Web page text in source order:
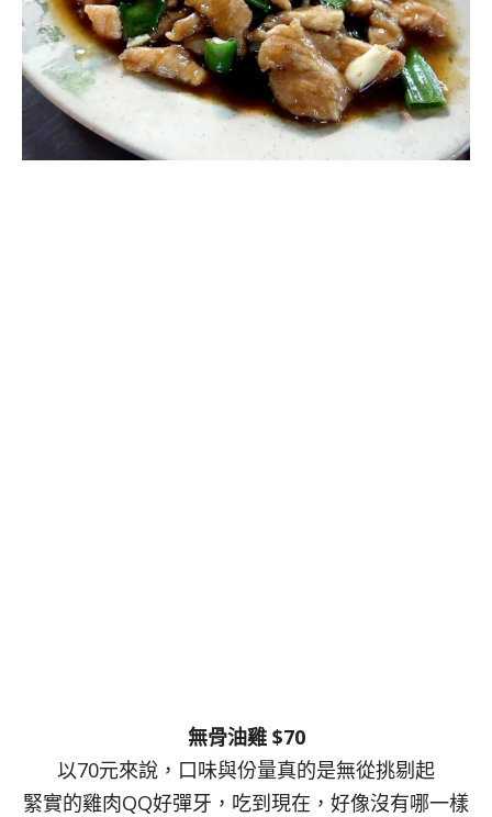
無骨油雞 $70
以70元來說，口味與份量真的是無從挑剔起
緊實的雞肉QQ好彈牙，吃到現在，好像沒有哪一樣